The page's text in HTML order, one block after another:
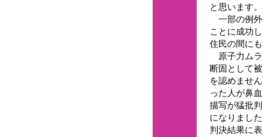
と思います。
一部の例外
ことに成功
住民の間に
原子力ムラ
断固として
を認めませ
った人が鼻
描写が猛批
になりまし
判決結果に